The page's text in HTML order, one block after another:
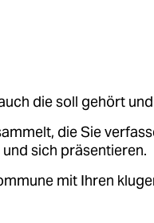
die soll gehört
die Sie
sich präsentieren.
mit Ihren